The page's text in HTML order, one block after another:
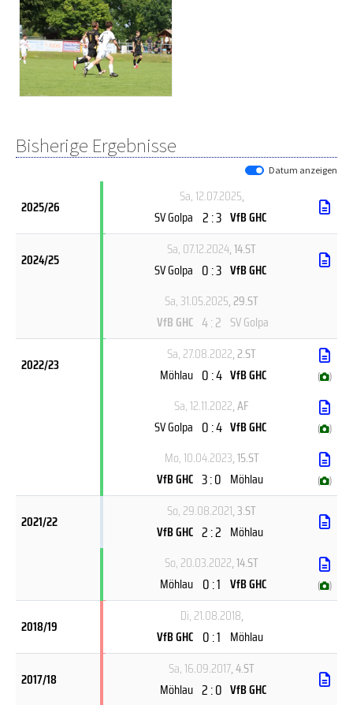
Bisherige Ergebnisse
Datum anzeigen
2025/26
Sa, 12.07.2025,
SV Golpa 2 : 3 VfB GHC
2024/25
Sa, 07.12.2024, 14.ST
SV Golpa 0 : 3 VfB GHC
Sa, 31.05.2025, 29.ST
VfB GHC 4 : 2 SV Golpa
2022/23
Sa, 27.08.2022, 2.ST
Möhlau 0 : 4 VfB GHC ( )
Sa, 12.11.2022, AF
SV Golpa 0 : 4 VfB GHC ( )
Mo, 10.04.2023, 15.ST
VfB GHC 3 : 0 Möhlau ( )
2021/22
So, 29.08.2021, 3.ST
VfB GHC 2 : 2 Möhlau
So, 20.03.2022, 14.ST
Möhlau 0 : 1 VfB GHC ( )
2018/19
Di, 21.08.2018,
VfB GHC 0 : 1 Möhlau
2017/18
Sa, 16.09.2017, 4.ST
Möhlau 2 : 0 VfB GHC